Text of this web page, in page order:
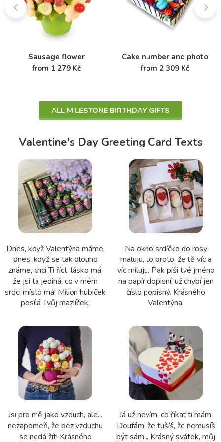
Sausage flower
from 1 279 Kč
Cake number and photo
from 2 309 Kč
ALL MILESTONE BIRTHDAY GIFTS
Valentine's Day Greeting Card Texts
Dnes, když Valentýna máme,
dnes, když se tak dlouho
známe, chci Ti říct, lásko má,
že jsi ta jediná, co v mém
srdci místo má! Milion hubiček
posílá Tvůj mazlíček.
Na okno srdíčko do rosy
maluju, to proto, že tě víc a
víc miluju. Pak píši tvé jméno
na papír dopisní, už chybí jen
číslo popisný. Krásného
Valentýna.
Jsi pro mě jako vzduch, ale...
nezapomeň, že bez vzduchu
se nedá žít! Krásného
Já už nevím, co říkat ti mám.
Doufám, že tušíš, že nemusíš
být sám... Krásný svátek, můj